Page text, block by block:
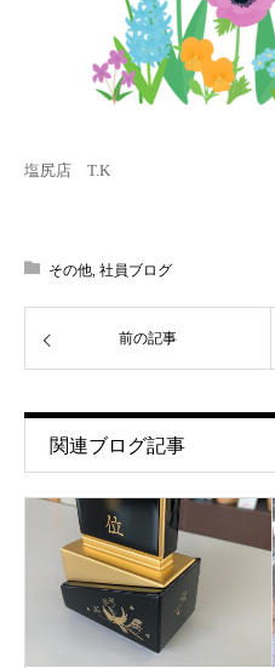
塩尻店 T.K
その他, 社員ブログ
前の記事
関連ブログ記事